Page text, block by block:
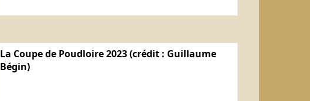
La Coupe de Poudloire 2023 (crédit : Guillaume
Bégin)